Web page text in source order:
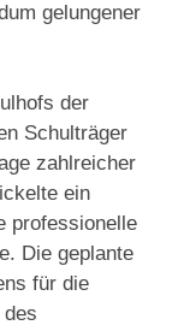
gelungener
der
Schulträger
zahlreicher
ein
professionelle
Die geplante
für die